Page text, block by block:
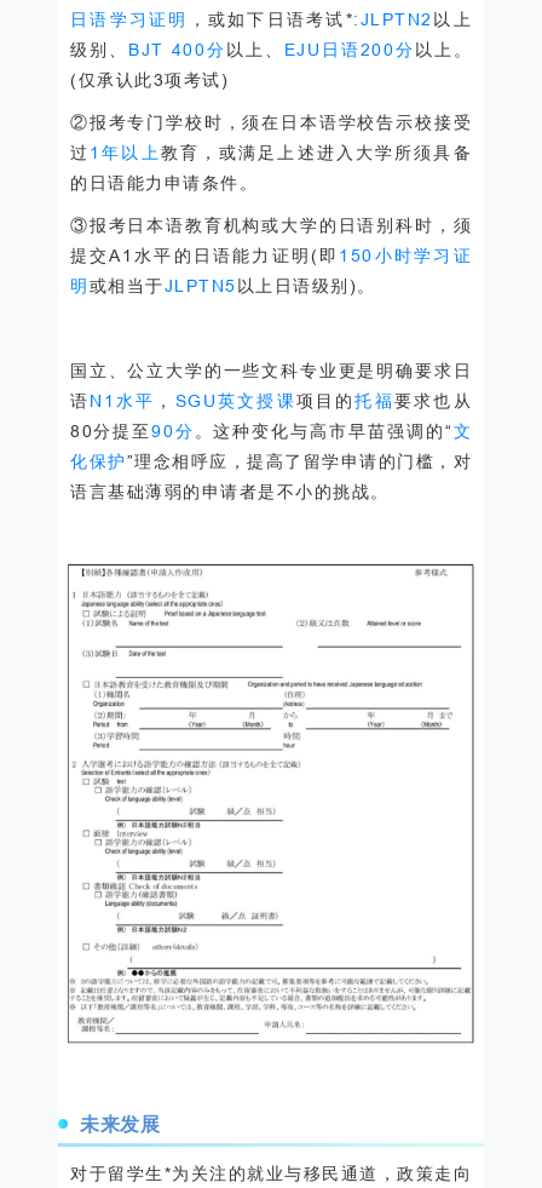
日语学习证明
，或如下日语考试*:JLPTN2 以上
级别、 BJT 400分 以上、 EJU日语200分 以上。
(仅承认此3项考试)
②报考专门学校时，须在日本语学校告示校接受
过 1年以上教育，或满足上述进入大学所须具备
的日语能力申请条件。
③报考日本语教育机构或大学的日语别科时，须
提交A1水平的日语能力证明(即 150小时学习证
明 或相当于JLPTN5 以上日语级别)。
国立、公立大学的一些文科专业更是明确要求日
语N1水平 ， SGU英文授课项目的托福要求也从
80分提至90分 。这种变化与高市早苗强调的“文
化保护”理念相呼应，提高了留学申请的门槛，对
语言基础薄弱的申请者是不小的挑战。
未来发展
对于留学生*为关注的就业与移民通道，政策走向